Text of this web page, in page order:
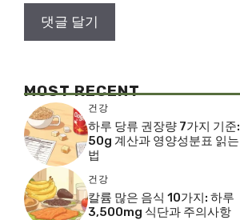
MOST RECENT
건강
하루 당류 권장량 7가지 기준:
50g 계산과 영양성분표 읽는
법
건강
칼륨 많은 음식 10가지: 하루
3,500mg 식단과 주의사항